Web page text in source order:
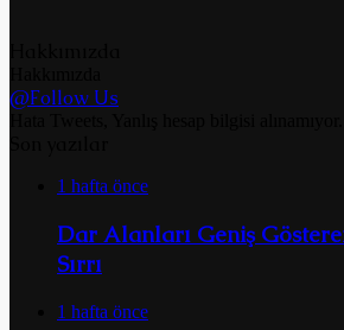
@Follow Us
1 hafta önce
Dar Alanları Geniş
Sırrı
1 hafta önce